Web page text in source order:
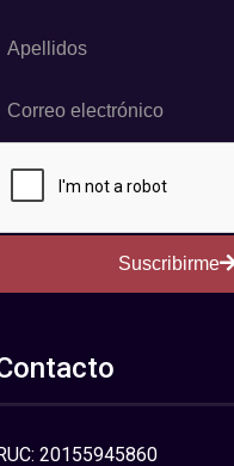
Suscribirme
20155945860